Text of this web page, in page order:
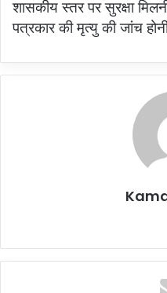
शासकीय स्तर पर सुरक्षा
पत्रकार की मृत्यु की जांच